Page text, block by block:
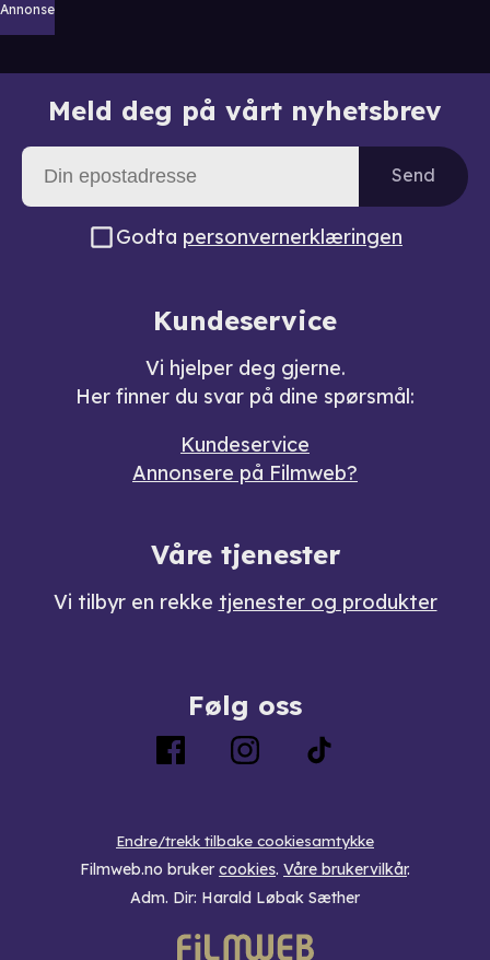
Annonse
Meld deg på vårt nyhetsbrev
Send
Godta personvernerklæringen
Kundeservice
Vi hjelper deg gjerne.
Her finner du svar på dine spørsmål:
Kundeservice
Annonsere på Filmweb?
Våre tjenester
Vi tilbyr en rekke tjenester og produkter
Følg oss
Endre/trekk tilbake cookiesamtykke
Filmweb.no bruker cookies. Våre brukervilkår.
Adm. Dir: Harald Løbak Sæther